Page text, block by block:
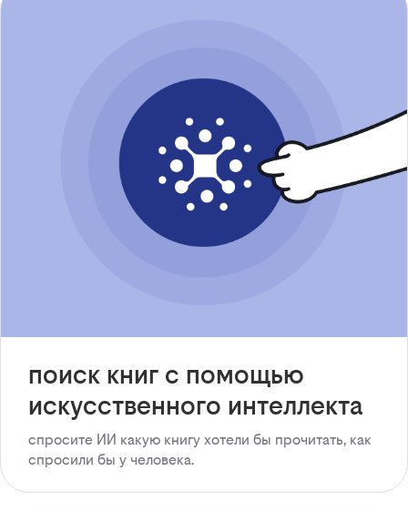
поиск книг с помощью
искусственного интеллекта
спросите ИИ какую книгу хотели бы прочитать, как
спросили бы у человека.